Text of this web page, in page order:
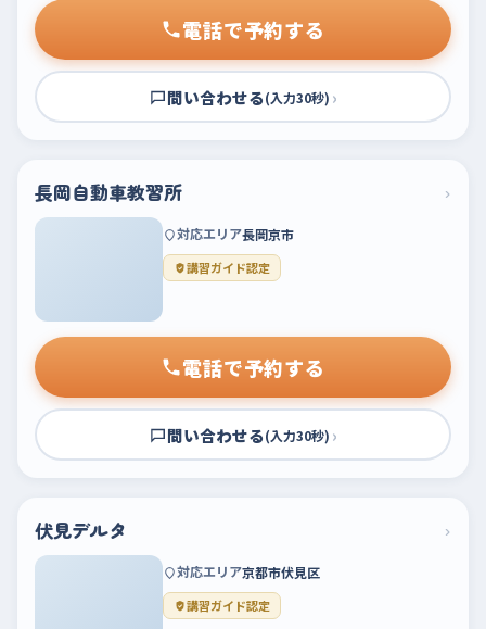
電話で予約する
問い合わせる(入力30秒) ›
長岡自動車教習所 ›
対応エリア長岡京市
講習ガイド認定
電話で予約する
問い合わせる(入力30秒) ›
伏見デルタ ›
対応エリア京都市伏見区
講習ガイド認定